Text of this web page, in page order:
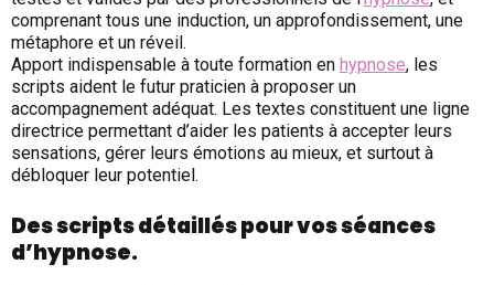
comprenant tous une induction, un approfondissement, une
métaphore et un réveil.
Apport indispensable à toute formation en hypnose, les
scripts aident le futur praticien à proposer un
accompagnement adéquat. Les textes constituent une ligne
directrice permettant d’aider les patients à accepter leurs
sensations, gérer leurs émotions au mieux, et surtout à
débloquer leur potentiel.
Des scripts détaillés pour vos séances
d’hypnose.